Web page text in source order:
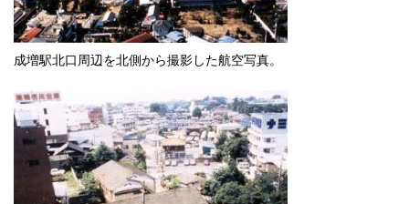
成増駅北口周辺を北側から撮影した航空写真。